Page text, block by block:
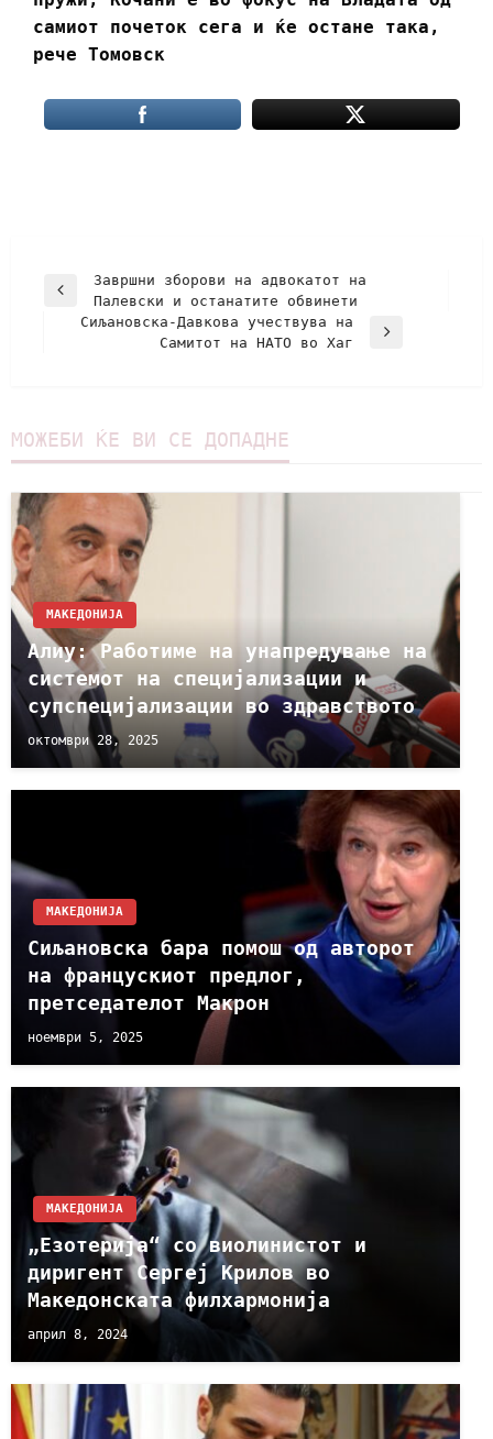
самиот почеток сега и ќе остане така,
рече Томовск
Завршни зборови на адвокатот на
Палевски и останатите обвинети
Сиљановска-Давкова учествува на
Самитот на НАТО во Хаг
МОЖЕБИ ЌЕ ВИ СЕ ДОПАДНЕ
МАКЕДОНИЈА
Алиу: Работиме на унапредување на
системот на специјализации и
супспецијализации во здравството
октомври 28, 2025
МАКЕДОНИЈА
Сиљановска бара помош од авторот
на францускиот предлог,
претседателот Макрон
ноември 5, 2025
МАКЕДОНИЈА
„Езотерија“ со виолинистот и
диригент Сергеј Крилов во
Македонската филхармонија
април 8, 2024